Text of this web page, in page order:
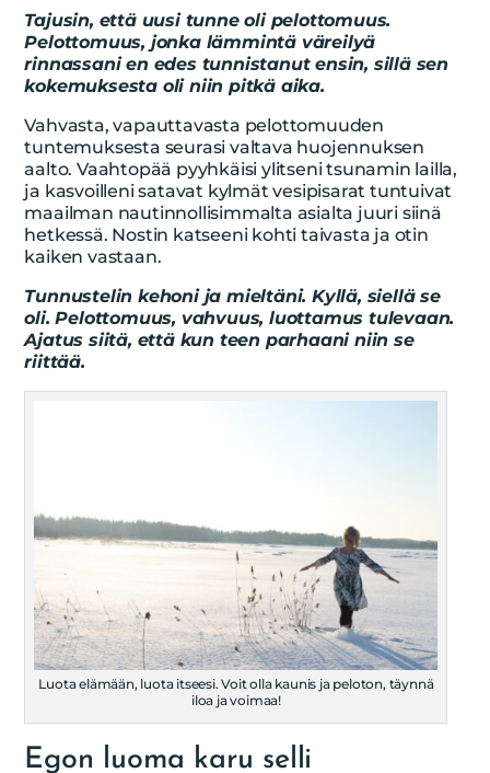
Tajusin, että uusi tunne oli pelottomuus.
Pelottomuus, jonka lämmintä väreilyä
rinnassani en edes tunnistanut ensin, sillä sen
kokemuksesta oli niin pitkä aika.
Vahvasta, vapauttavasta pelottomuuden
tuntemuksesta seurasi valtava huojennuksen
aalto. Vaahtopää pyyhkäisi ylitseni tsunamin lailla,
ja kasvoilleni satavat kylmät vesipisarat tuntuivat
maailman nautinnollisimmalta asialta juuri siinä
hetkessä. Nostin katseeni kohti taivasta ja otin
kaiken vastaan.
Tunnustelin kehoni ja mieltäni. Kyllä, siellä se
oli. Pelottomuus, vahvuus, luottamus tulevaan.
Ajatus siitä, että kun teen parhaani niin se
riittää.
Luota elämään, luota itseesi. Voit olla kaunis ja peloton, täynnä
iloa ja voimaa!
Egon luoma karu selli